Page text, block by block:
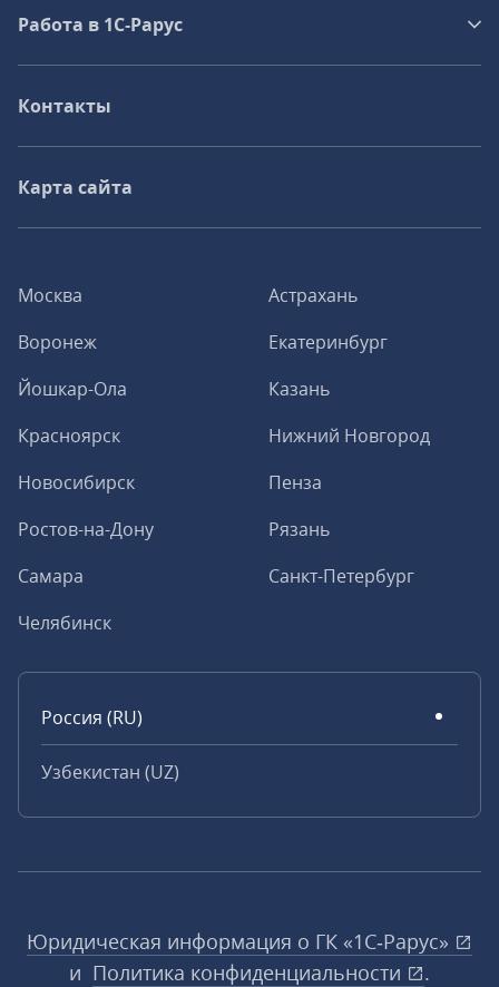
Москва
Астрахань
Воронеж
Екатеринбург
Йошкар-Ола
Казань
Красноярск
Нижний Новгород
Новосибирск
Пенза
Ростов-на-Дону
Рязань
Самара
Санкт-Петербург
Челябинск
Россия (RU)
Узбекистан (UZ)
Работа в 1С‑Рарус
Контакты
Карта сайта
Юридическая информация о ГК «1С‑Рарус»
и Политика конфиденциальности
.